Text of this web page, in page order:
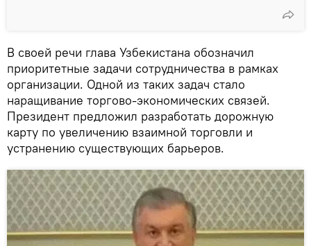
В своей речи глава Узбекистана обозначил
приоритетные задачи сотрудничества в рамках
организации. Одной из таких задач стало
наращивание торгово-экономических связей.
Президент предложил разработать дорожную
карту по увеличению взаимной торговли и
устранению существующих барьеров.